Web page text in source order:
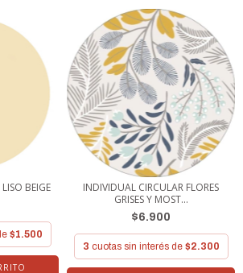
BEIGE
$1.500
INDIVIDUAL CIRCULAR FLORES
GRISES Y MOST...
$6.900
3 cuotas sin interés de $2.300